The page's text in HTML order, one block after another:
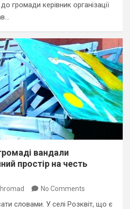
громади керівник організації
вандали
простір на честь
No Comments
словами. У селі Розквіт, що є